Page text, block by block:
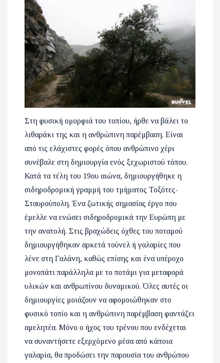
Στη φυσική ομορφιά του τοπίου, ήρθε να βάλει το
λιθαράκι της και η ανθρώπινη παρέμβαση. Είναι
από τις ελάχιστες φορές όπου ανθρώπινο χέρι
συνέβαλε στη δημιουργία ενός ξεχωριστού τόπου.
Κατά τα τέλη του 19ου αιώνα, δημιουργήθηκε η
σιδηροδρομική γραμμή του τμήματος Τοξότες-
Σταυρούπολη. Ένα ζωτικής σημασίας έργο που
έμελλε να ενώσει σιδηροδρομικά την Ευρώπη με
την ανατολή. Στις βραχώδεις όχθες του ποταμού
δημιουργήθηκαν αρκετά τούνελ ή γαλαρίες που
λένε στη Γαλάνη, καθώς επίσης και ένα υπέροχο
μονοπάτι παράλληλα με το ποτάμι για μεταφορά
υλικών και ανθρωπίνου δυναμικού. Όλες αυτές οι
δημιουργίες μοιάζουν να αφομοιώθηκαν στο
φυσικό τοπίο και η ανθρώπινη παρέμβαση φαντάζει
αμελητέα. Μόνο ο ήχος του τρένου που ενδέχεται
να συναντήσετε εξερχόμενο μέσα από κάποια
γαλαρία, θα προδώσει την παρουσία του ανθρώπου